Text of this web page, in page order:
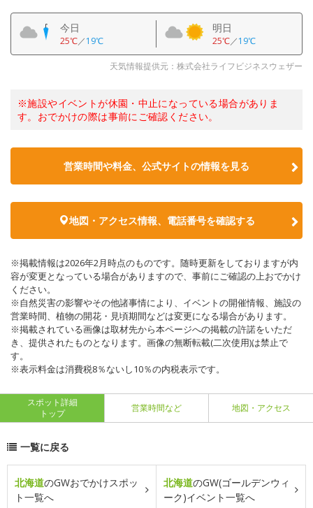
今日
25℃／19℃
明日
25℃／19℃
天気情報提供元：株式会社ライフビジネスウェザー
※施設やイベントが休園・中止になっている場合がありま
す。おでかけの際は事前にご確認ください。
営業時間や料金、公式サイトの情報を見る
地図・アクセス情報、電話番号を確認する
※掲載情報は2026年2月時点のものです。随時更新をしておりますが内
容が変更となっている場合がありますので、事前にご確認の上おでかけ
ください。
※自然災害の影響やその他諸事情により、イベントの開催情報、施設の
営業時間、植物の開花・見頃期間などは変更になる場合があります。
※掲載されている画像は取材先から本ページへの掲載の許諾をいただ
き、提供されたものとなります。画像の無断転載(二次使用)は禁止で
す。
※表示料金は消費税8％ないし10％の内税表示です。
スポット詳細
トップ
営業時間など 地図・アクセス
一覧に戻る
北海道のGWおでかけスポッ
ト一覧へ
北海道のGW(ゴールデンウィ
ーク)イベント一覧へ